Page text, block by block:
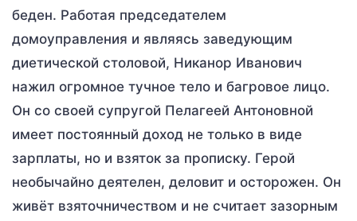
беден. Работая председателем
домоуправления и являясь заведующим
диетической столовой, Никанор Иванович
нажил огромное тучное тело и багровое лицо.
Он со своей супругой Пелагеей Антоновной
имеет постоянный доход не только в виде
зарплаты, но и взяток за прописку. Герой
необычайно деятелен, деловит и осторожен. Он
живёт взяточничеством и не считает зазорным